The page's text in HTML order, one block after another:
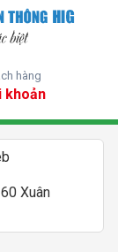
hàng
khoản
Xuân